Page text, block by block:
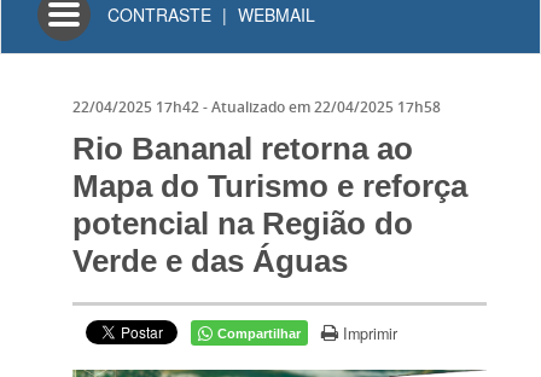
Toggle
navigation
CONTRASTE | WEBMAIL
22/04/2025 17h42- Atualizado em22/04/2025 17h58
Rio Bananal retorna ao
Mapa do Turismo e reforça
potencial na Região do
Verde e das Águas
Compartilhar Imprimir